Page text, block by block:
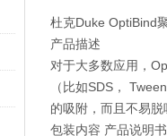
杜克Duke OptiBind
产品描述
对于大多数应用，
（比如SDS，
的吸附，而且不易
包装内容 产品说明